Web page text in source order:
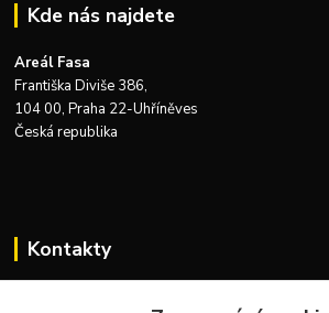
Kde nás najdete
Areál Fasa
Františka Diviše 386,
104 00, Praha 22-Uhříněves
Česká republika
Kontakty